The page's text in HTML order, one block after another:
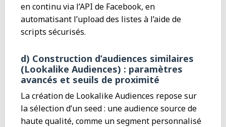
en continu via l’API de Facebook, en
automatisant l’upload des listes à l’aide de
scripts sécurisés.
d) Construction d’audiences similaires
(Lookalike Audiences) : paramètres
avancés et seuils de proximité
La création de Lookalike Audiences repose sur
la sélection d’un seed : une audience source de
haute qualité, comme un segment personnalisé